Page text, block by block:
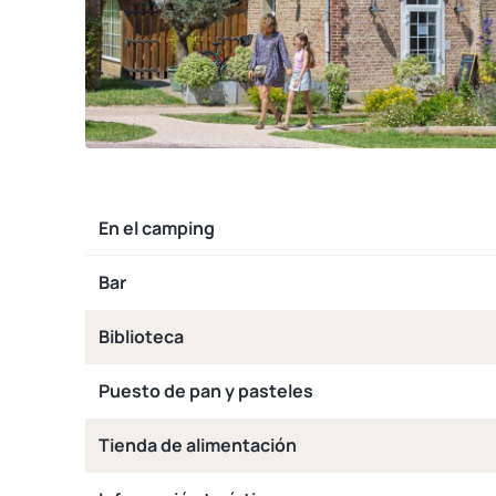
En el camping
Bar
Biblioteca
Puesto de pan y pasteles
Tienda de alimentación